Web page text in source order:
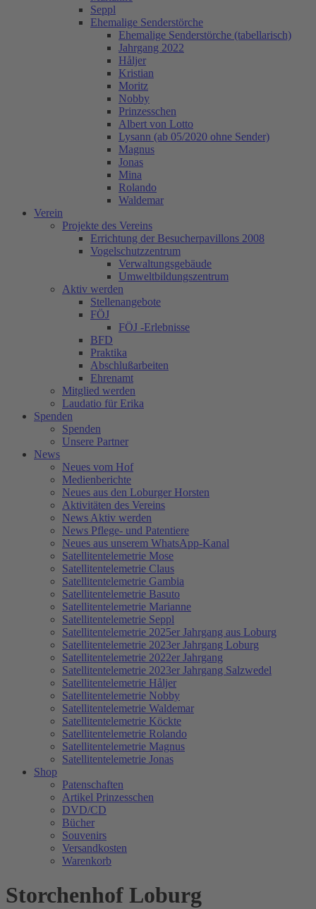
Seppl
Ehemalige Senderstörche
Ehemalige Senderstörche (tabellarisch)
Jahrgang 2022
Håljer
Kristian
Moritz
Nobby
Prinzesschen
Albert von Lotto
Lysann (ab 05/2020 ohne Sender)
Magnus
Jonas
Mina
Rolando
Waldemar
Verein
Projekte des Vereins
Errichtung der Besucherpavillons 2008
Vogelschutzzentrum
Verwaltungsgebäude
Umweltbildungszentrum
Aktiv werden
Stellenangebote
FÖJ
FÖJ -Erlebnisse
BFD
Praktika
Abschlußarbeiten
Ehrenamt
Mitglied werden
Laudatio für Erika
Spenden
Spenden
Unsere Partner
News
Neues vom Hof
Medienberichte
Neues aus den Loburger Horsten
Aktivitäten des Vereins
News Aktiv werden
News Pflege- und Patentiere
Neues aus unserem WhatsApp-Kanal
Satellitentelemetrie Mose
Satellitentelemetrie Claus
Satellitentelemetrie Gambia
Satellitentelemetrie Basuto
Satellitentelemetrie Marianne
Satellitentelemetrie Seppl
Satellitentelemetrie 2025er Jahrgang aus Loburg
Satellitentelemetrie 2023er Jahrgang Loburg
Satellitentelemetrie 2022er Jahrgang
Satellitentelemetrie 2023er Jahrgang Salzwedel
Satellitentelemetrie Håljer
Satellitentelemetrie Nobby
Satellitentelemetrie Waldemar
Satellitentelemetrie Köckte
Satellitentelemetrie Rolando
Satellitentelemetrie Magnus
Satellitentelemetrie Jonas
Shop
Patenschaften
Artikel Prinzesschen
DVD/CD
Bücher
Souvenirs
Versandkosten
Warenkorb
Storchenhof Loburg